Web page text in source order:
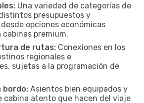
Una variedad de categorías de
presupuestos y
opciones económicas
cabinas premium.
de rutas: Conexiones en los
regionales e
sujetas a la programación de
bordo: Asientos bien equipados y
cabina atento que hacen del viaje